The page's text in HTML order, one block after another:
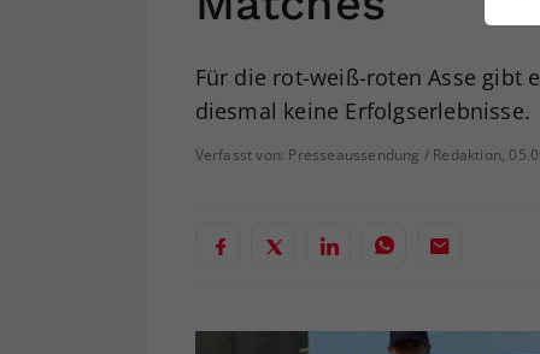
Für die rot-weiß-roten Asse gibt
diesmal keine Erfolgserlebnisse.
Verfasst von: Presseaussendung / Redaktion,